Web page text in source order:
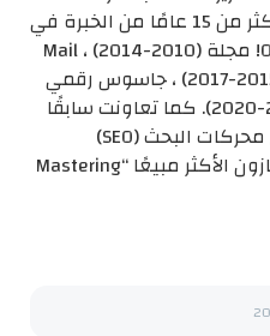
لمواقع ويب متعددة. لديها أكثر من 15 عامًا من الخبرة في
الصحافة وعملت سابقًا في OK! مجلة (2010-2014) ، Mail
Online (2014-2015) ، مرآة (2015-2017) ، جاسوس رقمي
(2017-2018) ، الشمس (2018-2020). كما تعاونت سابقًا
مع وكالة Blue Array لتحسين محركات البحث (SEO)
للمشاركة في تأليف كتاب أمازون الأكثر مبيعًا “Mastering